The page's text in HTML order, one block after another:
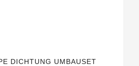
DICHTUNG UMBAUSET